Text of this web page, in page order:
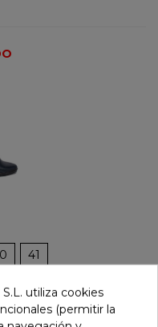
41
utiliza cookies
(permitir la